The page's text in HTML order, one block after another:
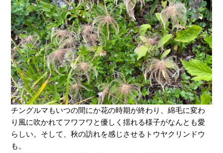
チングルマもいつの間にか花の時期が終わり、綿毛に変わ
り風に吹かれてフワフワと優しく揺れる様子がなんとも愛
らしい。そして、秋の訪れを感じさせるトウヤクリンドウ
も。